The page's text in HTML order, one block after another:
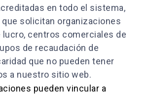
en todo el sistema,
solicitan organizaciones
centros comerciales de
de recaudación de
que no pueden tener
a nuestro sitio web.
pueden vincular a